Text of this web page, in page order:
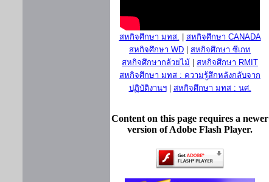
สหกิจศึกษา มทส.
สหกิจศึกษา CANADA
สหกิจศึกษา WD
สหกิจศึกษา ซีเกท
สหกิจศึกษากล้วยไม้
สหกิจศึกษา RMIT
สหกิจศึกษา มทส : ความรู้สึกหลังกลับจาก
ปฏิบัติงานฯ| สหกิจศึกษา มทส : นศ.
Content on this page requires a newer
version of Adobe Flash Player.